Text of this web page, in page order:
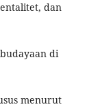
dan
di
menurut